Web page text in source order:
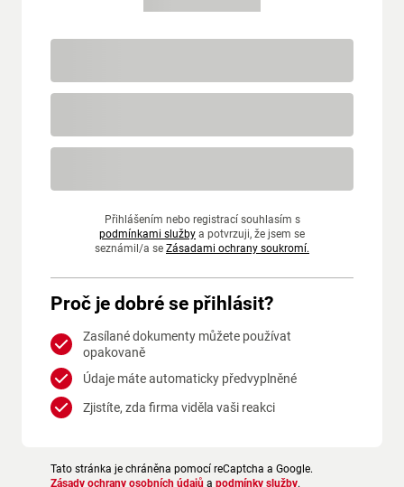
Přihlášením nebo registrací souhlasím s
podmínkami služby a potvrzuji, že jsem se
seznámil/a se Zásadami ochrany soukromí.
Proč je dobré se přihlásit?
Zasílané dokumenty můžete používat
opakovaně
Údaje máte automaticky předvyplněné
Zjistíte, zda firma viděla vaši reakci
Tato stránka je chráněna pomocí reCaptcha a Google.
Zásady ochrany osobních údajů a podmínky služby.